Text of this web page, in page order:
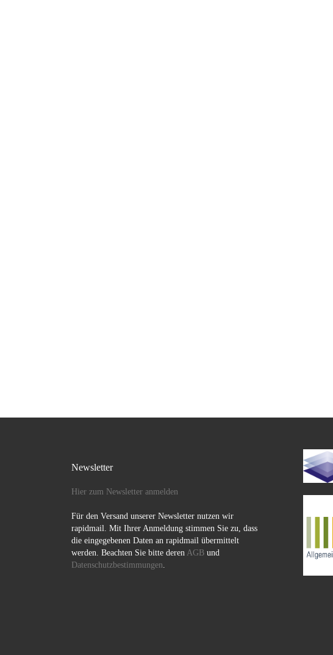
Newsletter
Hier zum Newsletter anmelden
Für den Versand unserer Newsletter nutzen wir
rapidmail. Mit Ihrer Anmeldung stimmen Sie zu, dass
die eingegebenen Daten an rapidmail übermittelt
werden. Beachten Sie bitte deren AGB und
Datenschutzbestimmungen.